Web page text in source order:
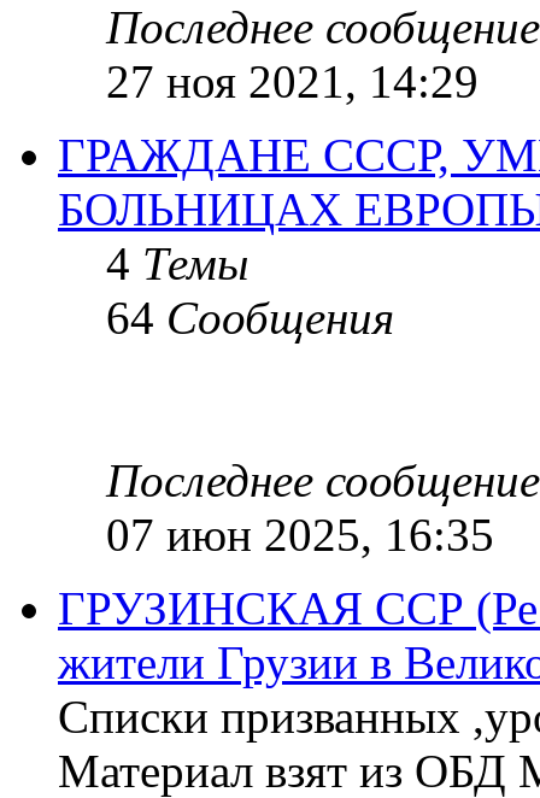
Последнее сообщение
27 ноя 2021, 14:29
ГРАЖДАНЕ СССР,
БОЛЬНИЦАХ
4 Темы
64 Сообщения
Последнее сообщение
07 июн 2025, 16:35
ГРУЗИНСКАЯ ССР
жители Грузии в
Списки призванных
Материал взят из ОБД